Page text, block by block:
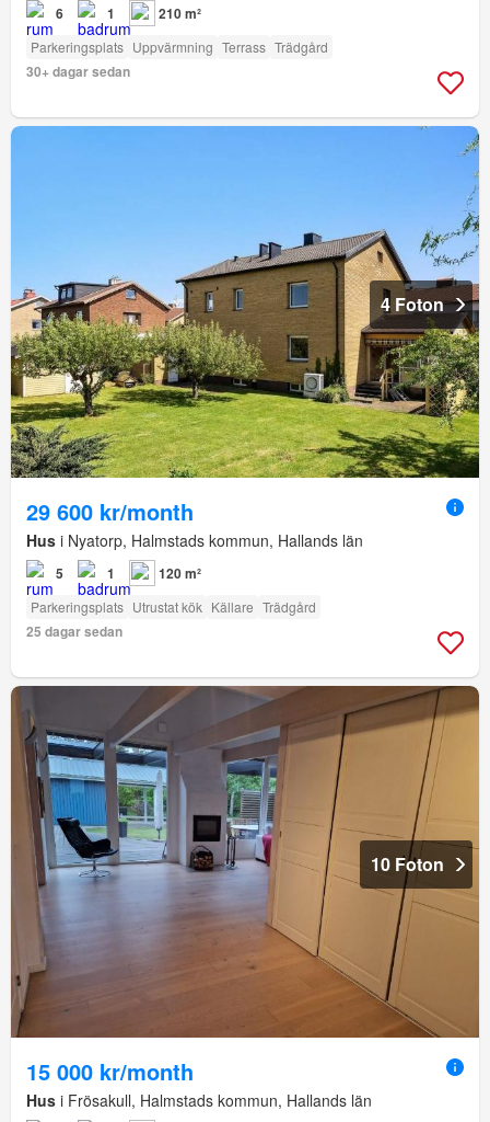
6 1 210 m²
Parkeringsplats Uppvärmning Terrass Trädgård
30+ dagar sedan
4 Foton
29 600 kr/month
Hus i Nyatorp, Halmstads kommun, Hallands län
5 1 120 m²
Parkeringsplats Utrustat kök Källare Trädgård
25 dagar sedan
10 Foton
15 000 kr/month
Hus i Frösakull, Halmstads kommun, Hallands län